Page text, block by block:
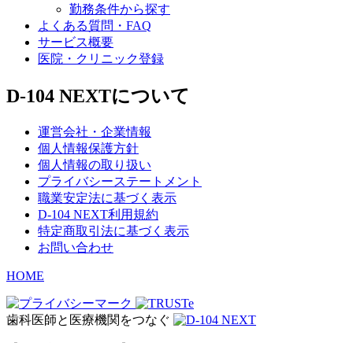
勤務条件から探す
よくある質問・FAQ
サービス概要
医院・クリニック登録
D-104 NEXTについて
運営会社・企業情報
個人情報保護方針
個人情報の取り扱い
プライバシーステートメント
職業安定法に基づく表示
D-104 NEXT利用規約
特定商取引法に基づく表示
お問い合わせ
HOME
歯科医師と医療機関をつなぐ